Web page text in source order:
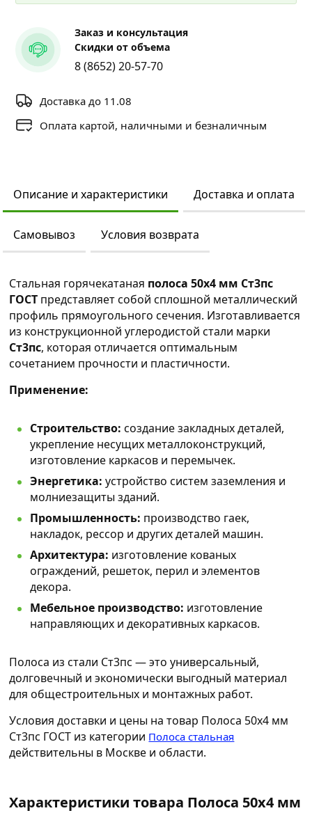
Заказ и консультация
Скидки от объема
8 (8652) 20-57-70
Доставка до 11.08
Оплата картой, наличными и безналичным
Описание и характеристики Доставка и оплата
Самовывоз Условия возврата
Стальная горячекатаная полоса 50х4 мм Ст3пс
ГОСТ представляет собой сплошной металлический
профиль прямоугольного сечения. Изготавливается
из конструкционной углеродистой стали марки
Ст3пс, которая отличается оптимальным
сочетанием прочности и пластичности.
Применение:
Строительство: создание закладных деталей,
укрепление несущих металлоконструкций,
изготовление каркасов и перемычек.
Энергетика: устройство систем заземления и
молниезащиты зданий.
Промышленность: производство гаек,
накладок, рессор и других деталей машин.
Архитектура: изготовление кованых
ограждений, решеток, перил и элементов
декора.
Мебельное производство: изготовление
направляющих и декоративных каркасов.
Полоса из стали Ст3пс — это универсальный,
долговечный и экономически выгодный материал
для общестроительных и монтажных работ.
Условия доставки и цены на товар Полоса 50х4 мм
Ст3пс ГОСТ из категории Полоса стальная
действительны в Москве и области.
Характеристики товара Полоса 50х4 мм